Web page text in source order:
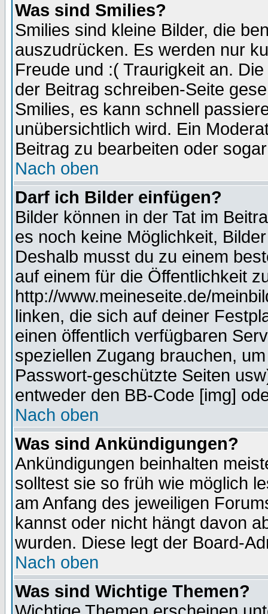
Was sind Smilies?
Smilies sind kleine Bilder, die
auszudrücken. Es werden nur
Freude und :( Traurigkeit an.
der Beitrag schreiben-Seite
Smilies, es kann schnell
unübersichtlich wird. Ein
Beitrag zu bearbeiten oder
Nach oben
Darf ich Bilder einfügen?
Bilder können in der Tat im
es noch keine Möglichkeit,
Deshalb musst du zu einem
auf einem für die Öffentlichkeit
http://www.meineseite.de/
linken, die sich auf deiner
einen öffentlich verfügbaren
speziellen Zugang brauchen,
Passwort-geschützte Seiten
entweder den BB-Code [img]
Nach oben
Was sind Ankündigungen?
Ankündigungen beinhalten
solltest sie so früh wie möglich
am Anfang des jeweiligen
kannst oder nicht hängt davon
wurden. Diese legt der Board-
Nach oben
Was sind Wichtige Themen?